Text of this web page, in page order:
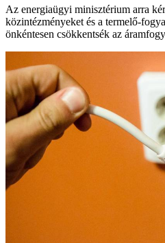
Az energiaügyi minisztérium arra
közintézményeket és a termelő-
önkéntesen csökkentsék az